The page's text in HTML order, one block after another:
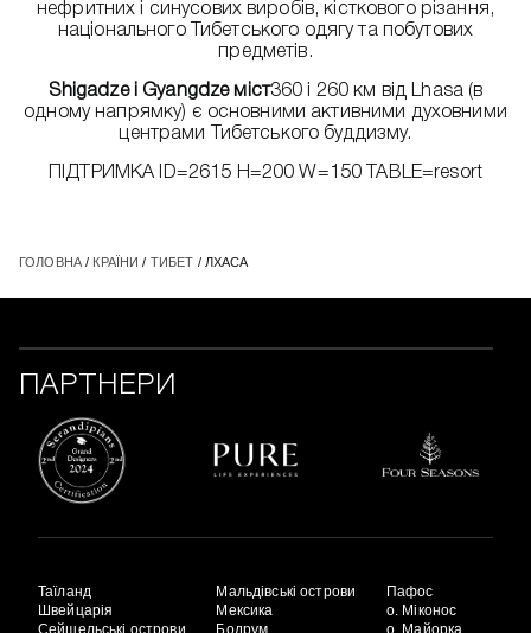
нефритних і синусових виробів, кісткового різання,
національного Тибетського одягу та побутових
предметів.
Shigadze і Gyangdze міст360 і 260 км від Lhasa (в
одному напрямку) є основними активними духовними
центрами Тибетського буддизму.
ПІДТРИМКА ID=2615 H=200 W=150 TABLE=resort
ГОЛОВНА/ КРАЇНИ / ТИБЕТ / ЛХАСА
ПАРТНЕРИ
Таїланд
Швейцарія
Сейшельські острови
Мальдівські острови
Мексика
Бодрум
Пафос
о. Міконос
о. Майорка